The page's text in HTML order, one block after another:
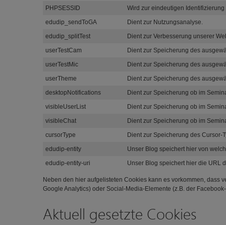
PHPSESSID
Wird zur eindeutigen
edudip_sendToGA
Dient zur Nutzungsanalyse.
edudip_splitTest
Dient zur Verbesserung unserer
userTestCam
Dient zur Speicherung des
userTestMic
Dient zur Speicherung des
userTheme
Dient zur Speicherung des
desktopNotifications
Dient zur Speicherung ob im
visibleUserList
Dient zur Speicherung ob im
visibleChat
Dient zur Speicherung ob im
cursorType
Dient zur Speicherung des Cursor-
edudip-entity
Unser Blog speichert hier von
edudip-entity-uri
Unser Blog speichert hier die URL
Neben den hier aufgelisteten Cookies kann es vorkommen, dass
Google Analytics) oder Social-Media-Elemente (z.B. der
Aktuell gesetzte Cookies